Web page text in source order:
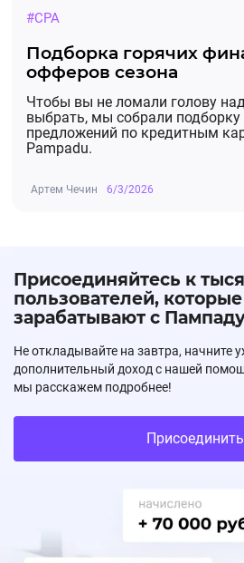
Brawl Stars
AOV-$12,84
World of Warcraft
AOV- $42,79
AOV-$22,46
🔗 Ссылки можно забрать в
оффера.
#CPA
Подборка горячих
офферов сезона
Чтобы вы не ломали голову
выбрать, мы собрали
предложений по кредитным
Pampadu.
Артем Чечин 6/3/2026
Присоединяйтесь к
пользователей,
зарабатывают с
Не откладывайте на завтра, начните
дополнительный доход с нашей
мы расскажем подробнее!